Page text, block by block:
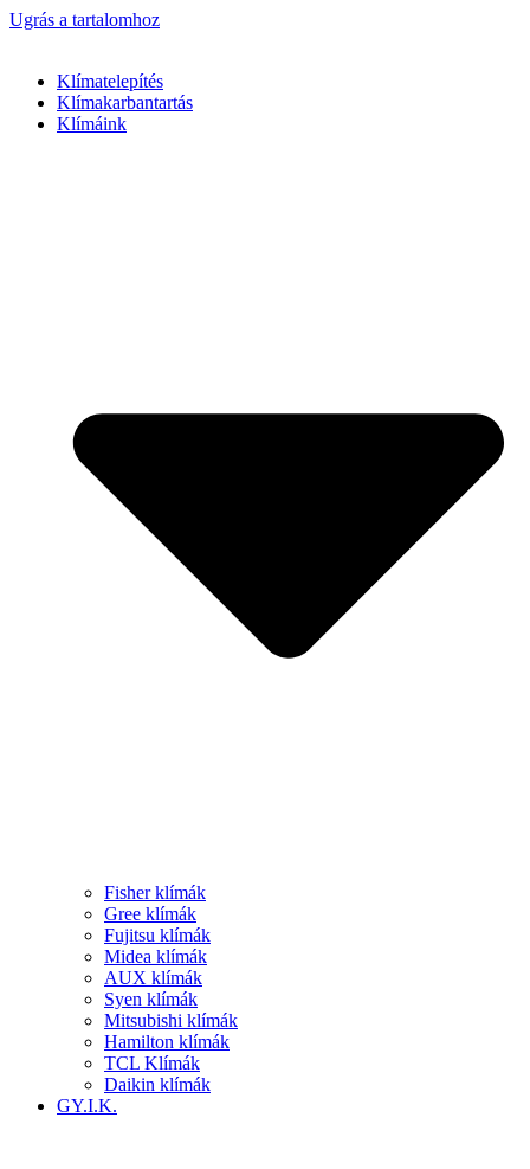
Ugrás a tartalomhoz
Klímatelepítés
Klímakarbantartás
Klímáink
Fisher klímák
Gree klímák
Fujitsu klímák
Midea klímák
AUX klímák
Syen klímák
Mitsubishi klímák
Hamilton klímák
TCL Klímák
Daikin klímák
GY.I.K.